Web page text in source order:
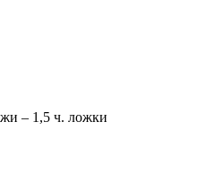
– 1,5 ч. ложки